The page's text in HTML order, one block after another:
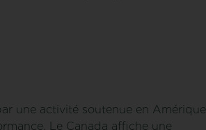
une activité soutenue en Amérique
Le Canada affiche une